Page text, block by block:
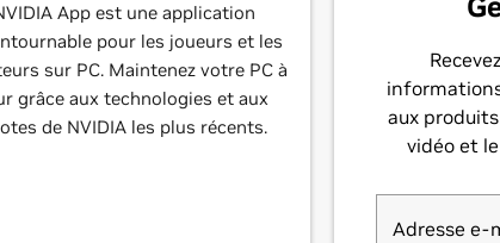
App est une application
pour les joueurs et les
sur PC. Maintenez votre PC à
grâce aux technologies et aux
de NVIDIA les plus récents.